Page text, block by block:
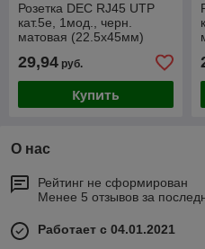
Розетка DEC RJ45 UTP
кат.5e, 1мод., черн.
матовая (22.5х45мм)
29,94 руб.
Купить
О нас
Рейтинг не сформирован
Менее 5 отзывов за
Работает с 04.01.2021